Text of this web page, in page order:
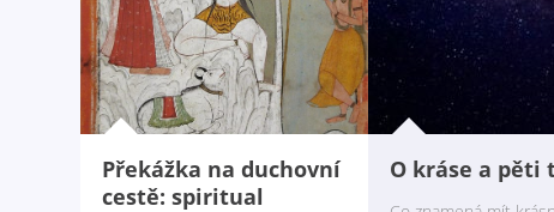
Překážka na duchovní
cestě: spiritual
O kráse a pěti